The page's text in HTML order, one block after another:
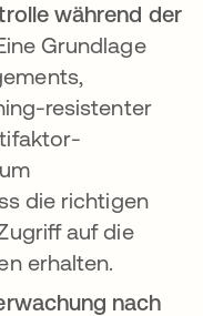
während der
Grundlage
resistenter
die richtigen
auf die
erhalten.
nach